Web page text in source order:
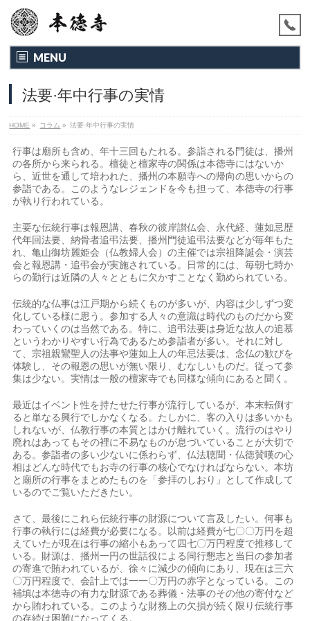
MENU
法要·年中行事の実情
HOME » コラム » 法要·年中行事の実情
行事は廟所も含め、年十三回もたれる。参詣される門徒は、播州
の各所から来られる。檀徒と檀家寺の関係は本徳寺にはないか
ら、近世を通して培われた、播州の本願寺への帰向の思いからの
参詣である。このようなレジェンドを今も担って、本徳寺の行事
が執り行われている。
主要な伝統行事は報恩講、春秋の彼岸讃仏会、永代経、蓮如忌歴
代年回法要、納骨者追弔法要、播州門徒追弔法要などが毎年もた
れ、亀山御坊麗姫会（仏教婦人会）の主催では宗祖降誕会・演芸
会と報恩講・追弔会が実施されている。日常的には、毎朝七時か
らの勤行は近隣の人々とともに欠かすことなく勤められている。
伝統的な仏事は江戸期から続くものが多いが、内容は少しずつ変
化している様に思う。参加する人々の意識は時代のものだから変
わっていくのは当然である。特に、追弔法要は身近な故人の追慕
というわかりやすい行為であるため参詣者が多い。それに対し
て、宗祖親鸞聖人の法事や蓮如上人の年忌法要は、念仏の歓びを
体験し、その報恩の思いが無い限り、むなしいものだ。従って参
集は少ない。実情は一般の檀家寺でも同様な傾向にあると聞く。
最近はイベント性を持たせた行事が流行しているが、本末転倒す
ると単なる興行でしかなくなる。たしかに、客の入りは多いかも
しれないが、仏教行事の本質とはかけ離れていく。流行のはやり
廃れはあってもその裡に不易なものが息づいていることが大切で
ある。参詣者の多い少ないに係わらず、仏法聴聞・仏徳賛嘆の心
相はどんな時代でもお寺の行事の核心でなければならない。本坊
と廟所の行事をまとめたものを「参拝のしおり」として作成して
いるのでご覧いただきたい。
さて、最後にこれら伝統行事の財源について言及したい。何事も
行事の執行には経費が必要になる。以前は経費が七〇〇万円を超
えていたが現在は行事の縮小もあって四七〇万円程度で推移して
いる。財源は、播州一円の世話役による同行懇志と当日の参加者
の寄進で賄われているが、徐々に減少の傾向にあり、現在は三六
〇万円程度で、会計上では一一〇万円の赤字となっている。この
補填は本徳寺の有力な財源である葬儀・法事のその他の寄付など
から賄われている。このような財務上の欠損が続く限り伝統行事
の存続は困難になってくる。